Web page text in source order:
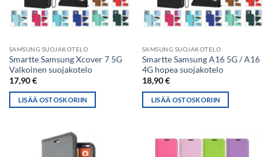
SAMSUNG SUOJAKOTELO
Smartte Samsung Xcover 7 5G
Valkoinen suojakotelo
17,90€
LISÄÄ OSTOSKORIIN
SAMSUNG SUOJAKOTELO
Smartte Samsung A16 5G / A16
4G hopea suojakotelo
18,90€
LISÄÄ OSTOSKORIIN